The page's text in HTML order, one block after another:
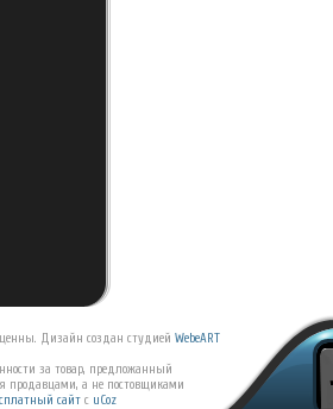
Дизайн создан студией WebeART
за товар, предложанный
продавцами, а не постовщиками
сайт с uCoz